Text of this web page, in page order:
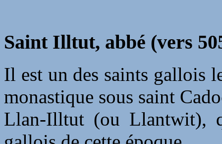
Saint Illtut, abbé (vers
Il est un des saints gallois
monastique sous saint
Llan-Illtut (ou Llantwit),